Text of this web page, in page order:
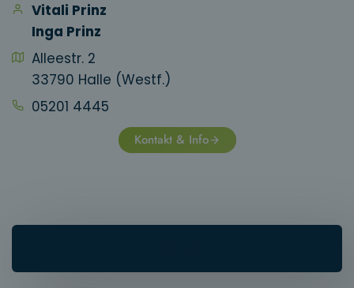
Vitali Prinz
Inga Prinz
Alleestr. 2
33790 Halle (Westf.)
05201 4445
Kontakt & Info